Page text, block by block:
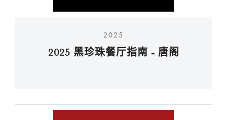
2025
2025 黑珍珠餐厅指南 - 唐阁